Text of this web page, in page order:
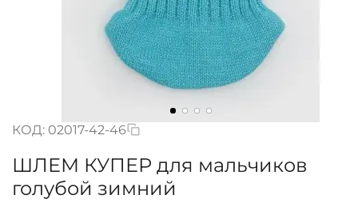
КОД: 02017-42-46
ШЛЕМ КУПЕР для мальчиков
голубой зимний